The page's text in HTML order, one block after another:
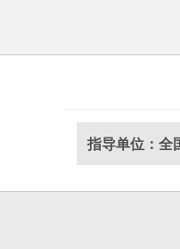
指导单位：全